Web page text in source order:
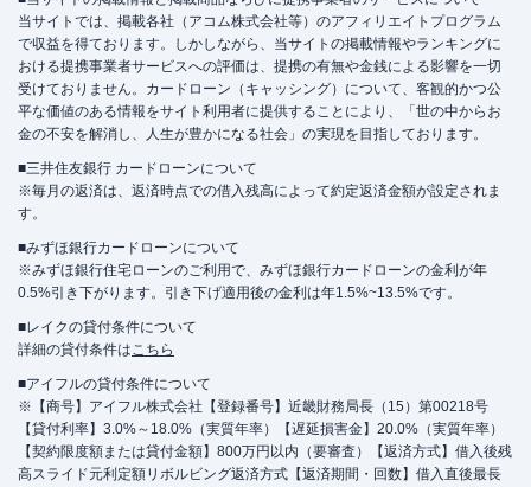
当サイトでは、掲載各社（アコム株式会社等）のアフィリエイトプログラム
で収益を得ております。しかしながら、当サイトの掲載情報やランキングに
おける提携事業者サービスへの評価は、提携の有無や金銭による影響を一切
受けておりません。カードローン（キャッシング）について、客観的かつ公
平な価値のある情報をサイト利用者に提供することにより、「世の中からお
金の不安を解消し、人生が豊かになる社会」の実現を目指しております。
■三井住友銀行 カードローンについて
※毎月の返済は、返済時点での借入残高によって約定返済金額が設定されま
す。
■みずほ銀行カードローンについて
※みずほ銀行住宅ローンのご利用で、みずほ銀行カードローンの金利が年
0.5%引き下がります。引き下げ適用後の金利は年1.5%~13.5%です。
■レイクの貸付条件について
詳細の貸付条件はこちら
■アイフルの貸付条件について
※【商号】アイフル株式会社【登録番号】近畿財務局長（15）第00218号
【貸付利率】3.0%～18.0%（実質年率）【遅延損害金】20.0%（実質年率）
【契約限度額または貸付金額】800万円以内（要審査）【返済方式】借入後残
高スライド元利定額リボルビング返済方式【返済期間・回数】借入直後最長